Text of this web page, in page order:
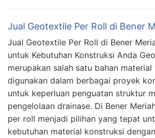
Jual Geotextile Per Roll di Bener
Jual Geotextile Per Roll di Bener
untuk Kebutuhan Konstruksi Anda
merupakan salah satu bahan
digunakan dalam berbagai proyek
untuk keperluan penguatan struktur
pengelolaan drainase. Di Bener
per roll menjadi pilihan yang tepat
kebutuhan material konstruksi